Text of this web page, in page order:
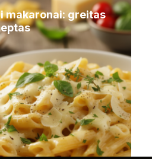
makaronai: greitas